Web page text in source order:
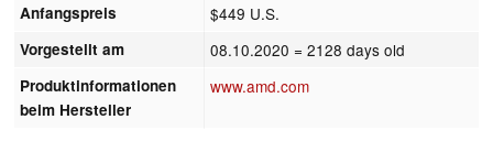
Anfangspreis $449 U.S.
Vorgestellt am 08.10.2020 = 2128 days old
Produktinformationen
beim Hersteller
www.amd.com